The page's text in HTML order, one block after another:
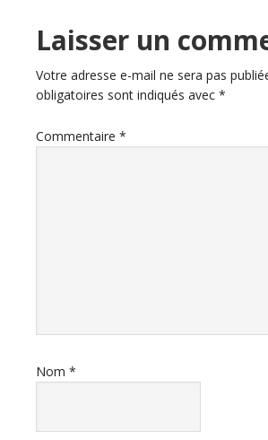
Laisser un
Votre adresse e-mail ne sera pas
obligatoires sont indiqués avec *
Commentaire *
Nom *